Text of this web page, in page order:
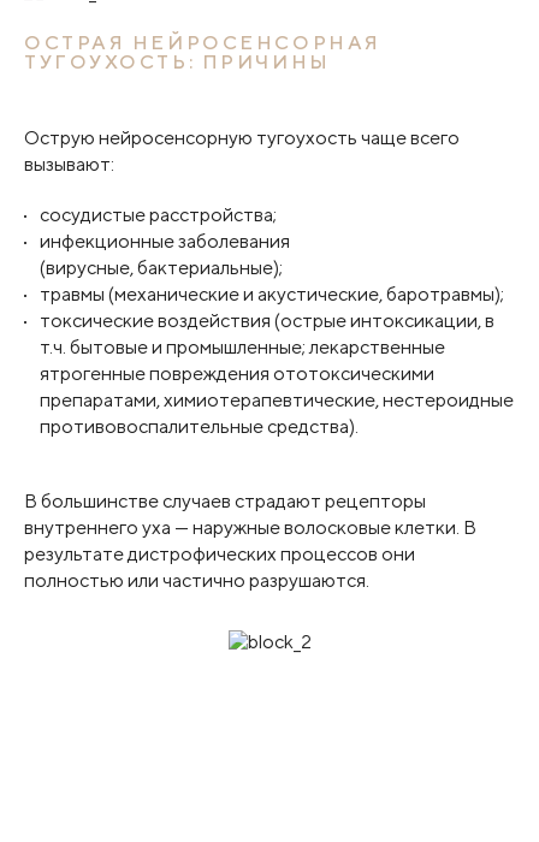
ОСТРАЯ НЕЙРОСЕНСОРНАЯ
ТУГОУХОСТЬ: ПРИЧИНЫ
Острую нейросенсорную тугоухость чаще всего
вызывают:
сосудистые расстройства;
инфекционные заболевания
(вирусные, бактериальные);
травмы (механические и акустические, баротравмы);
токсические воздействия (острые интоксикации, в
т.ч. бытовые и промышленные; лекарственные
ятрогенные повреждения ототоксическими
препаратами, химиотерапевтические, нестероидные
противовоспалительные средства).
В большинстве случаев страдают рецепторы
внутреннего уха — наружные волосковые клетки. В
результате дистрофических процессов они
полностью или частично разрушаются.